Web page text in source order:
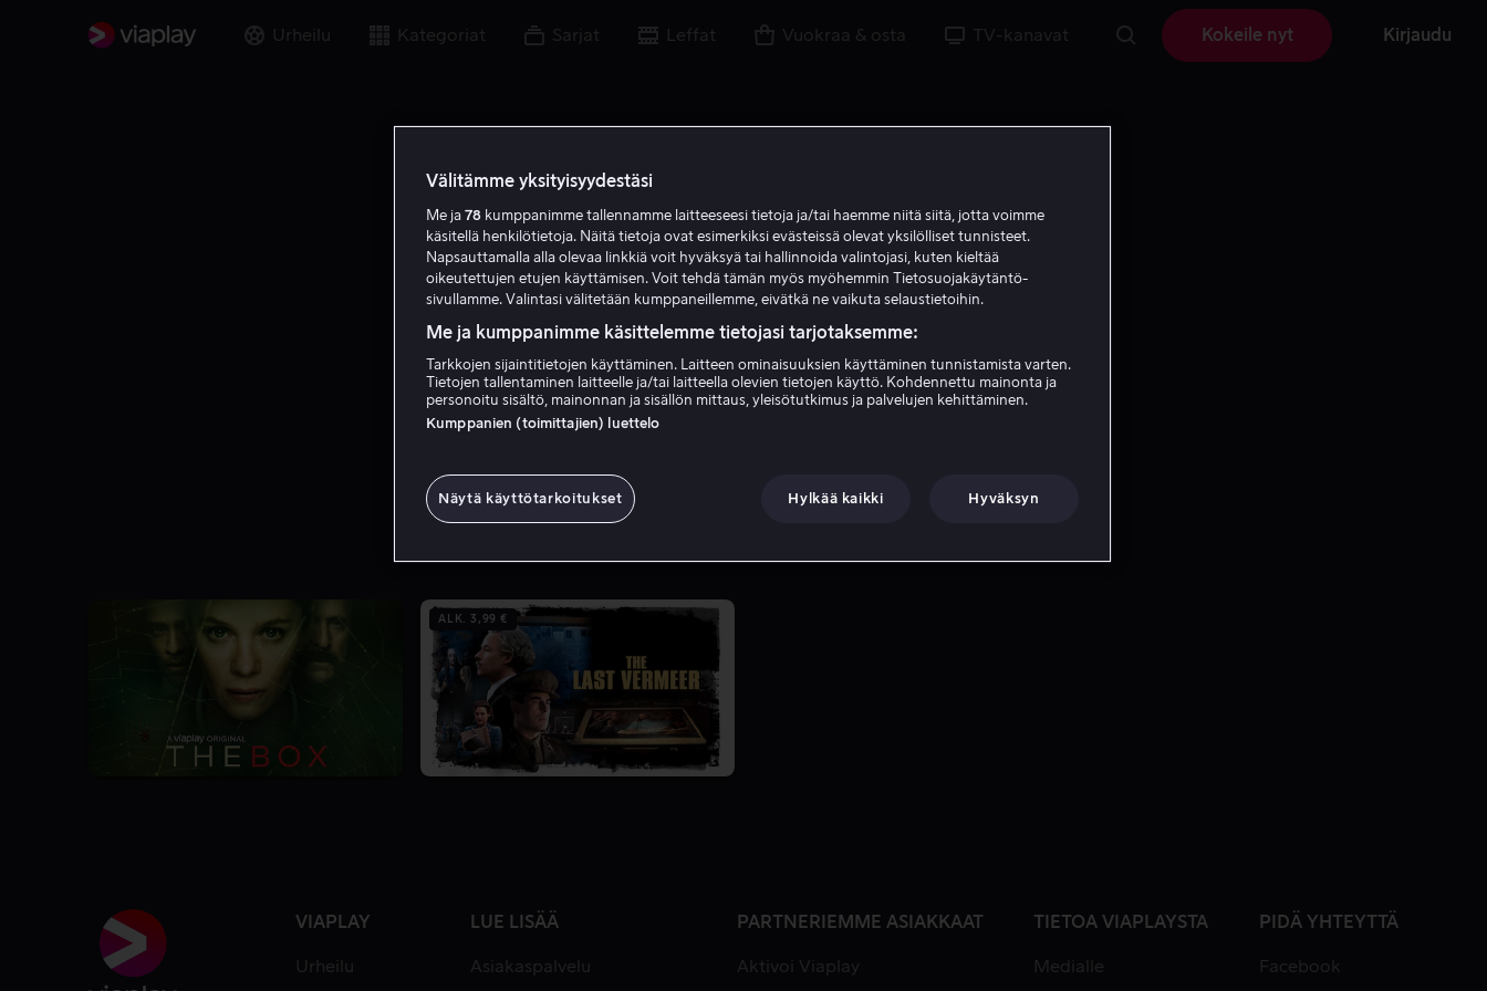
Urheilu Kategoriat Sarjat Leffat Vuokraa & osta TV-kanavat Kokeile nyt Kirjaudu
Olivia Grant
ALK. 3,99 €
VIAPLAY
Urheilu
LUE LISÄÄ
Asiakaspalvelu
PARTNERIEMME ASIAKKAAT
Aktivoi Viaplay
TIETOA VIAPLAYSTA
Medialle
PIDÄ YHTEYTTÄ
Facebook
Välitämme yksityisyydestäsi
Me ja 78 kumppanimme tallennamme laitteeseesi tietoja ja/tai haemme niitä siitä, jotta voimme
käsitellä henkilötietoja. Näitä tietoja ovat esimerkiksi evästeissä olevat yksilölliset tunnisteet.
Napsauttamalla alla olevaa linkkiä voit hyväksyä tai hallinnoida valintojasi, kuten kieltää
oikeutettujen etujen käyttämisen. Voit tehdä tämän myös myöhemmin Tietosuojakäytäntö-
sivullamme. Valintasi välitetään kumppaneillemme, eivätkä ne vaikuta selaustietoihin.
Me ja kumppanimme käsittelemme tietojasi tarjotaksemme:
Tarkkojen sijaintitietojen käyttäminen. Laitteen ominaisuuksien käyttäminen tunnistamista varten.
Tietojen tallentaminen laitteelle ja/tai laitteella olevien tietojen käyttö. Kohdennettu mainonta ja
personoitu sisältö, mainonnan ja sisällön mittaus, yleisötutkimus ja palvelujen kehittäminen.
Kumppanien (toimittajien) luettelo
Näytä käyttötarkoitukset Hylkää kaikki Hyväksyn